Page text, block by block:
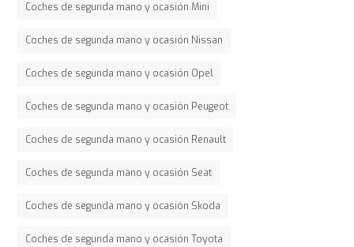
Coches de segunda mano y ocasión Mini
Coches de segunda mano y ocasión Nissan
Coches de segunda mano y ocasión Opel
Coches de segunda mano y ocasión Peugeot
Coches de segunda mano y ocasión Renault
Coches de segunda mano y ocasión Seat
Coches de segunda mano y ocasión Skoda
Coches de segunda mano y ocasión Toyota